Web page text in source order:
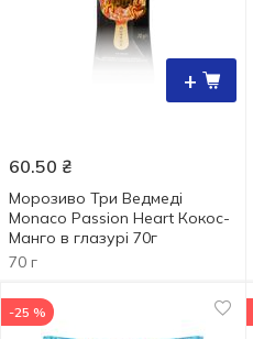
+
60.50 ₴
Морозиво Три Ведмеді
Monaco Passion Heart Кокос-
Манго в глазурі 70г
70 г
-25 %